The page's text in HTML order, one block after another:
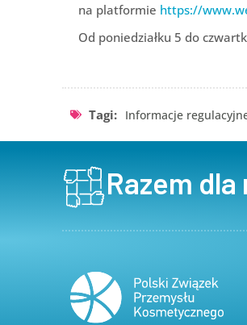
na platformie https://
Od poniedziałku 5 do
Tagi: Informacje
Razem